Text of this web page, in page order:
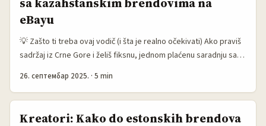
eBayu
💡 Zašto ti treba ovaj vodič (i šta je realno očekivati) Ako praviš
sadržaj iz Crne Gore i želiš fiksnu, jednom plaćenu saradnju sa
brendom kojem je baza u Kazahstanu — eBay je često početna
tačka. Kazahstanski tech i potrošački sektor rastu (Dealroom
marketplace-e. eBay prodavci često su otvoreni za promo
26. септембар 2025. · 5 min
Kreatori: Kako do estonskih brendova